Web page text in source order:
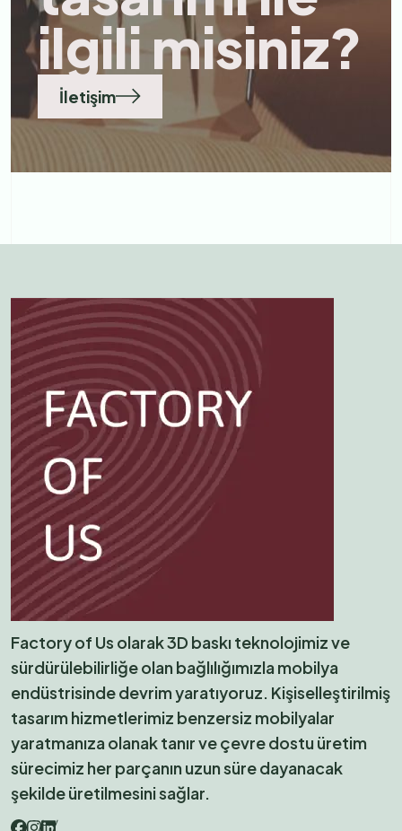
ilgili misiniz?
İletişim
Factory of Us olarak 3D baskı teknolojimiz ve
sürdürülebilirliğe olan bağlılığımızla mobilya
endüstrisinde devrim yaratıyoruz. Kişiselleştirilmiş
tasarım hizmetlerimiz benzersiz mobilyalar
yaratmanıza olanak tanır ve çevre dostu üretim
sürecimiz her parçanın uzun süre dayanacak
şekilde üretilmesini sağlar.